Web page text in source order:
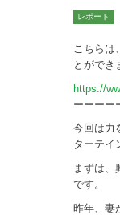
レポート
こちらは
とができ
https://
ーーーー
今回は力
ターテイ
まずは、
です。
昨年、妻